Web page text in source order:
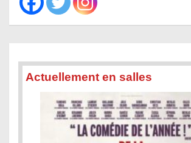
Actuellement en salles